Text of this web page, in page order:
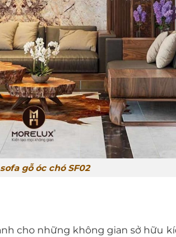
gỗ óc chó SF02
cho những không gian sở hữu